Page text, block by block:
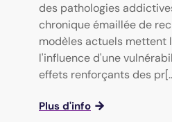
des pathologies
chronique émaillée de
modèles actuels mettent
l'influence d'une
effets renforçants des
Plus d'info